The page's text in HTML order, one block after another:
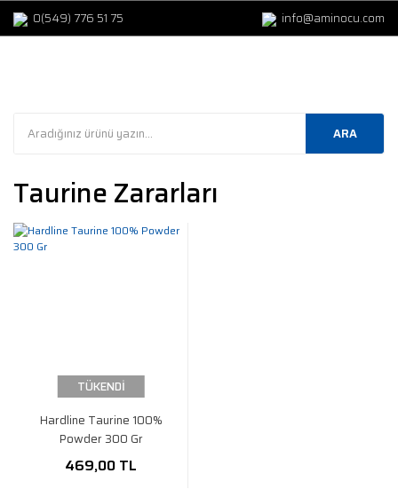
0(549) 776 51 75 info@aminocu.com
ARA
Taurine Zararları
TÜKENDİ
Hardline Taurine 100%
Powder 300 Gr
469,00 TL